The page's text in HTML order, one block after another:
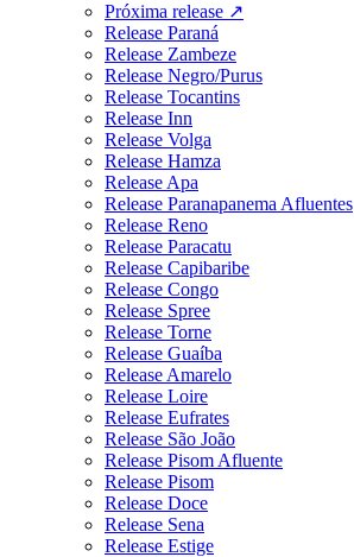
Próxima release ↗
Release Paraná
Release Zambeze
Release Negro/Purus
Release Tocantins
Release Inn
Release Volga
Release Hamza
Release Apa
Release Paranapanema Afluentes
Release Reno
Release Paracatu
Release Capibaribe
Release Congo
Release Spree
Release Torne
Release Guaíba
Release Amarelo
Release Loire
Release Eufrates
Release São João
Release Pisom Afluente
Release Pisom
Release Doce
Release Sena
Release Estige